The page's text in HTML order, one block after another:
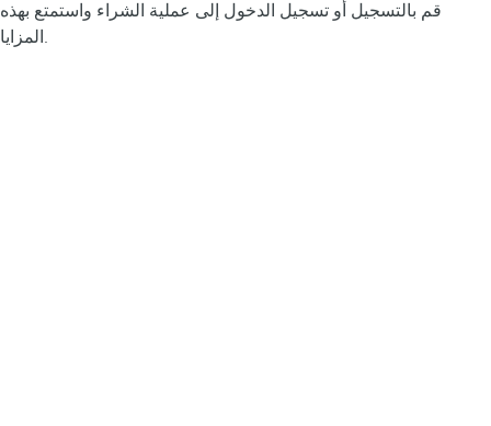
قم بالتسجيل أو تسجيل الدخول إلى عملية الشراء واستمتع بهذه
المزايا.